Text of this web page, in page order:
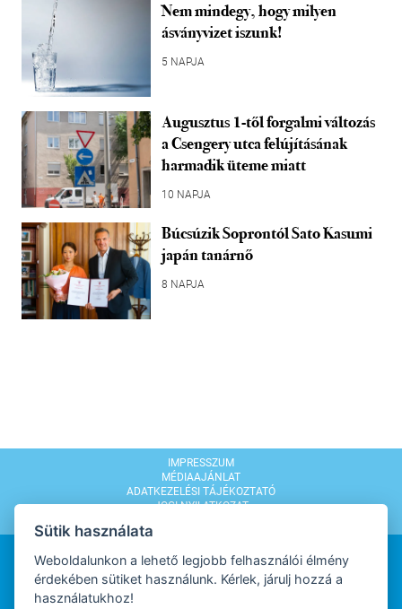
Nem mindegy, hogy milyen
ásványvizet iszunk!
5 NAPJA
Augusztus 1-től forgalmi változás
a Csengery utca felújításának
harmadik üteme miatt
10 NAPJA
Búcsúzik Soprontól Sato Kasumi
japán tanárnő
8 NAPJA
IMPRESSZUM
MÉDIAAJÁNLAT
ADATKEZELÉSI TÁJÉKOZTATÓ
JOGI NYILATKOZAT
Sütik használata
Weboldalunkon a lehető legjobb felhasználói élmény
érdekében sütiket használunk. Kérlek, járulj hozzá a
használatukhoz!